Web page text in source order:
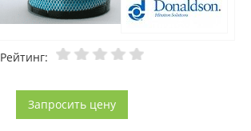
Рейтинг:
Запросить цену